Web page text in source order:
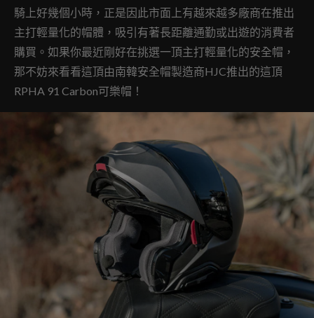
騎上好幾個小時，正是因此市面上有越來越多廠商在推出
主打輕量化的帽體，吸引有著長距離通勤或出遊的消費者
購買。如果你最近剛好在挑選一頂主打輕量化的安全帽，
那不妨來看看這頂由南韓安全帽製造商HJC推出的這頂
RPHA 91 Carbon可樂帽！